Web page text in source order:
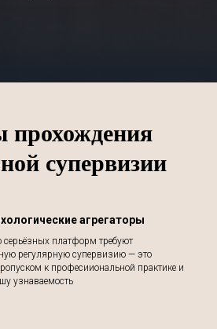
супервизии
агрегаторы
серьёзных платформ требуют
регулярную супервизию — это
к професииональной практике и
узнаваемость